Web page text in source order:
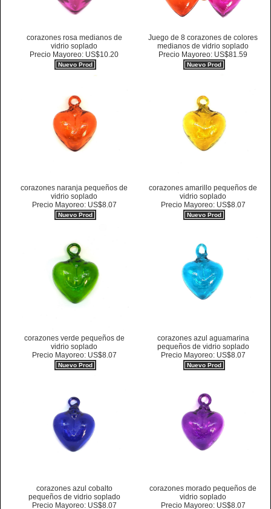
corazones rosa medianos de
vidrio soplado
Precio Mayoreo: US$10.20
Nuevo Prod
Juego de 8 corazones de colores
medianos de vidrio soplado
Precio Mayoreo: US$81.59
Nuevo Prod
corazones naranja pequeños de
vidrio soplado
Precio Mayoreo: US$8.07
Nuevo Prod
corazones amarillo pequeños de
vidrio soplado
Precio Mayoreo: US$8.07
Nuevo Prod
corazones verde pequeños de
vidrio soplado
Precio Mayoreo: US$8.07
Nuevo Prod
corazones azul aguamarina
pequeños de vidrio soplado
Precio Mayoreo: US$8.07
Nuevo Prod
corazones azul cobalto
pequeños de vidrio soplado
Precio Mayoreo: US$8.07
corazones morado pequeños de
vidrio soplado
Precio Mayoreo: US$8.07